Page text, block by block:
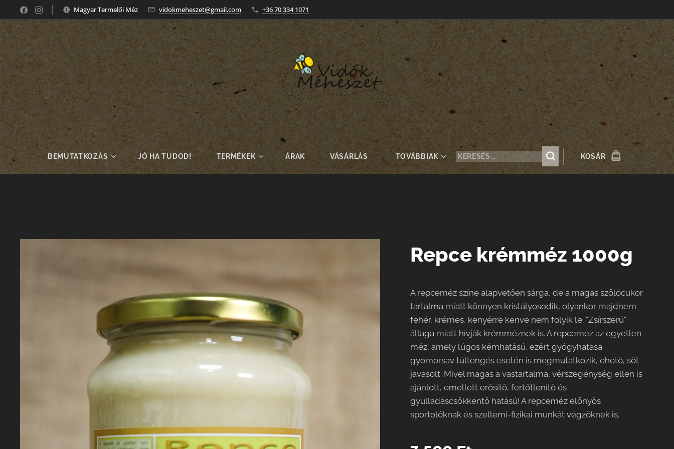
Magyar Termelői Méz vidokmeheszet@gmail.com +36 70 334 1071
BEMUTATKOZÁS JÓ HA TUDOD! TERMÉKEK ÁRAK VÁSÁRLÁS TOVÁBBIAK KOSÁR
Repce krémméz 1000g
A repceméz színe alapvetően sárga, de a magas szőlőcukor
tartalma miatt könnyen kristályosodik, olyankor majdnem
fehér, krémes, kenyérre kenve nem folyik le. "Zsírszerű"
állaga miatt hívják krémméznek is. A repceméz az egyetlen
méz, amely lúgos kémhatású, ezért gyógyhatása
gyomorsav túltengés esetén is megmutatkozik, ehető, sőt
javasolt. Mivel magas a vastartalma, vérszegénység ellen is
ajánlott, emellett erősítő, fertőtlenítő és
gyulladáscsökkentő hatású! A repceméz előnyös
sportolóknak és szellemi-fizikai munkát végzőknek is.